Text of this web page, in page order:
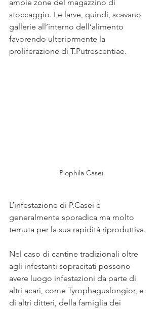
ampie zone del magazzino di
stoccaggio. Le larve, quindi, scavano
gallerie all’interno dell’alimento
favorendo ulteriormente la
proliferazione di T.Putrescentiae.
Piophila Casei
L’infestazione di P.Casei è
generalmente sporadica ma molto
temuta per la sua rapidità riproduttiva.
Nel caso di cantine tradizionali oltre
agli infestanti sopracitati possono
avere luogo infestazioni da parte di
altri acari, come Tyrophaguslongior, e
di altri ditteri, della famiglia dei